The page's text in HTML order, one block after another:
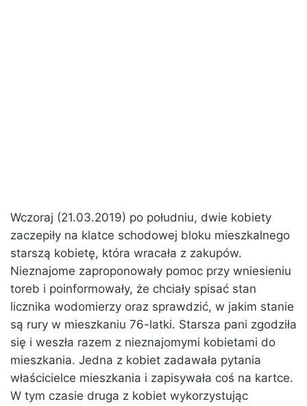
Wczoraj (21.03.2019) po południu, dwie kobiety
zaczepiły na klatce schodowej bloku mieszkalnego
starszą kobietę, która wracała z zakupów.
Nieznajome zaproponowały pomoc przy wniesieniu
toreb i poinformowały, że chciały spisać stan
licznika wodomierzy oraz sprawdzić, w jakim stanie
są rury w mieszkaniu 76-latki. Starsza pani zgodziła
się i weszła razem z nieznajomymi kobietami do
mieszkania. Jedna z kobiet zadawała pytania
właścicielce mieszkania i zapisywała coś na kartce.
W tym czasie druga z kobiet wykorzystując